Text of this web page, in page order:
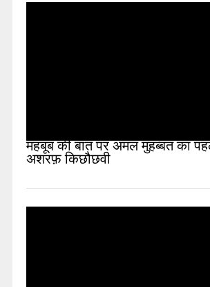
महबूब की बात पर अमल मुहब्बत का
अशरफ़ किछौछवी